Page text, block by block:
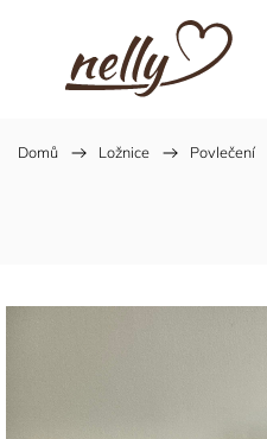
Domů / Ložnice / Povlečení